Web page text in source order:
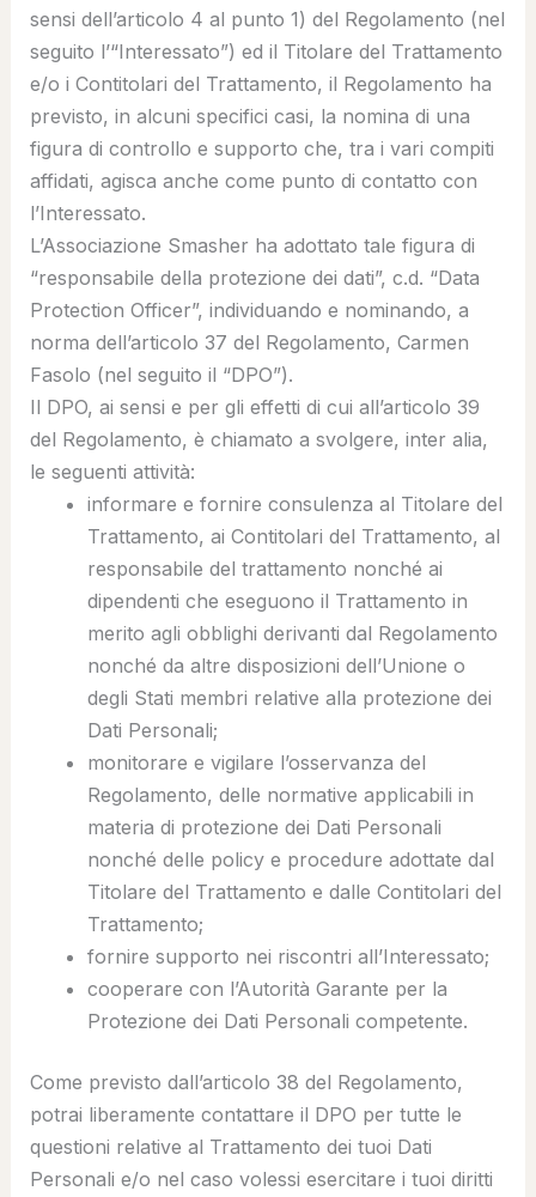
sensi dell’articolo 4 al punto 1) del Regolamento (nel
seguito l’“Interessato”) ed il Titolare del Trattamento
e/o i Contitolari del Trattamento, il Regolamento ha
previsto, in alcuni specifici casi, la nomina di una
figura di controllo e supporto che, tra i vari compiti
affidati, agisca anche come punto di contatto con
l’Interessato.
L’Associazione Smasher ha adottato tale figura di
“responsabile della protezione dei dati”, c.d. “Data
Protection Officer”, individuando e nominando, a
norma dell’articolo 37 del Regolamento, Carmen
Fasolo (nel seguito il “DPO”).
Il DPO, ai sensi e per gli effetti di cui all’articolo 39
del Regolamento, è chiamato a svolgere, inter alia,
le seguenti attività:
informare e fornire consulenza al Titolare del
Trattamento, ai Contitolari del Trattamento, al
responsabile del trattamento nonché ai
dipendenti che eseguono il Trattamento in
merito agli obblighi derivanti dal Regolamento
nonché da altre disposizioni dell’Unione o
degli Stati membri relative alla protezione dei
Dati Personali;
monitorare e vigilare l’osservanza del
Regolamento, delle normative applicabili in
materia di protezione dei Dati Personali
nonché delle policy e procedure adottate dal
Titolare del Trattamento e dalle Contitolari del
Trattamento;
fornire supporto nei riscontri all’Interessato;
cooperare con l’Autorità Garante per la
Protezione dei Dati Personali competente.
Come previsto dall’articolo 38 del Regolamento,
potrai liberamente contattare il DPO per tutte le
questioni relative al Trattamento dei tuoi Dati
Personali e/o nel caso volessi esercitare i tuoi diritti